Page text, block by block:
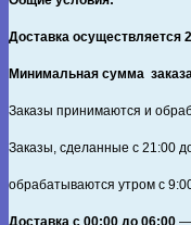
Доставка осуществляется
Минимальная сумма
Заказы принимаются и
Заказы, сделанные с 21:00
обрабатываются утром с